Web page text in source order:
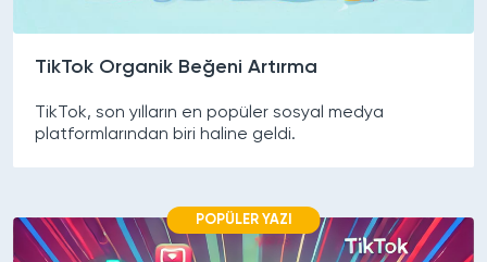
TikTok Organik Beğeni Artırma
TikTok, son yılların en popüler sosyal medya
platformlarından biri haline geldi.
POPÜLER YAZI